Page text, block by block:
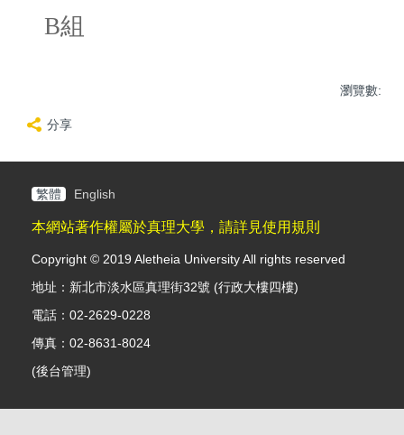
B組
瀏覽數:
分享
繁體 English
本網站著作權屬於真理大學，請詳見使用規則
Copyright © 2019 Aletheia University All rights reserved
地址：新北市淡水區真理街32號 (行政大樓四樓)
電話：02-2629-0228
傳真：02-8631-8024
(後台管理)